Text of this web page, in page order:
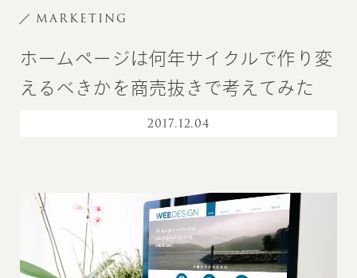
MARKETING
ホームページは何年サイクルで作り変
えるべきかを商売抜きで考えてみた
2017.12.04